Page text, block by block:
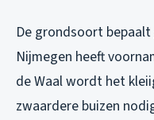
De grondsoort
Nijmegen heeft
de Waal wordt het
zwaardere buizen